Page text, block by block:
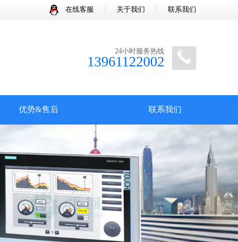
在线客服 关于我们 联系我们
24小时服务热线
13961122002
优势&售后 联系我们